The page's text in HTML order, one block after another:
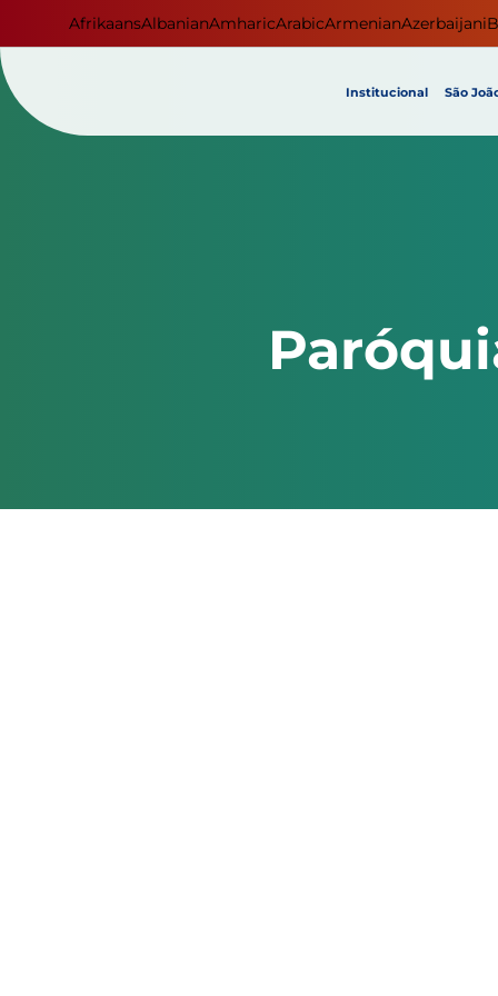
AfrikaansAlbanianAmharicArabicArmenianAzerbaijani
Institucional São